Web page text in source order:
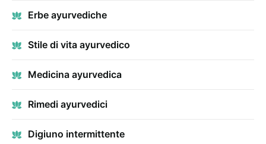
Erbe ayurvediche
Stile di vita ayurvedico
Medicina ayurvedica
Rimedi ayurvedici
Digiuno intermittente